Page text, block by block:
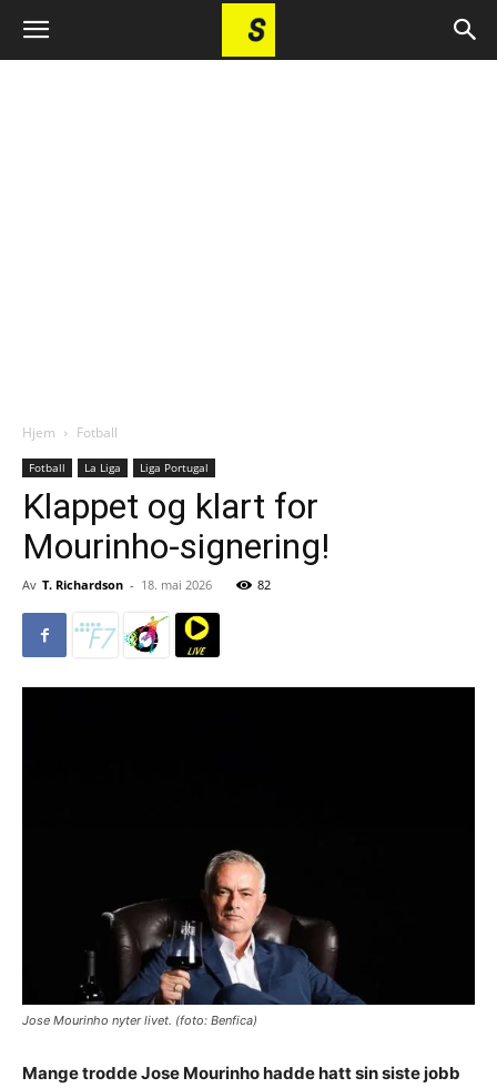
Hjem Fotball
Fotball La Liga Liga Portugal
Klappet og klart for
Mourinho-signering!
Av T. Richardson - 18. mai 2026 82
Jose Mourinho nyter livet. (foto: Benfica)
Mange trodde Jose Mourinho hadde hatt sin siste jobb